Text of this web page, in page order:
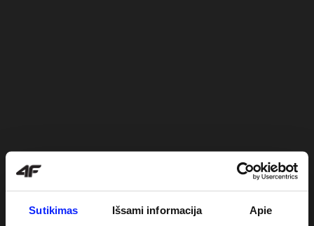
Sutikimas Išsami informacija Apie